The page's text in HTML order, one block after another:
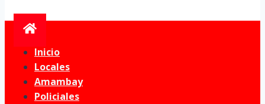
Inicio
Locales
Amambay
Policiales